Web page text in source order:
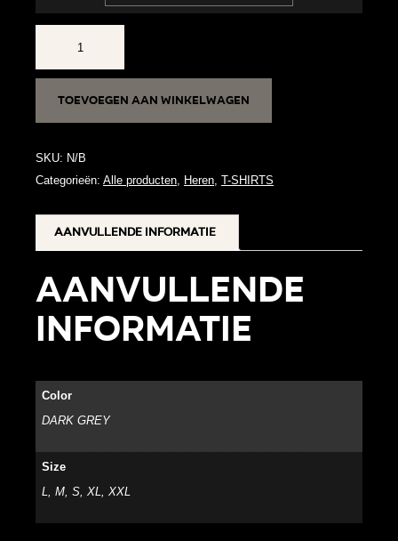
Toevoegen aan winkelwagen
SKU: N/B
Categorieën: Alle producten Heren T-SHIRTS
Aanvullende informatie
Aanvullende
informatie
Color
DARK GREY
Size
L, M, S, XL, XXL